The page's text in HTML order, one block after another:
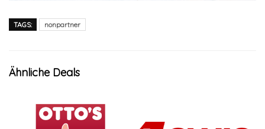
TAGS: nonpartner
Ähnliche Deals